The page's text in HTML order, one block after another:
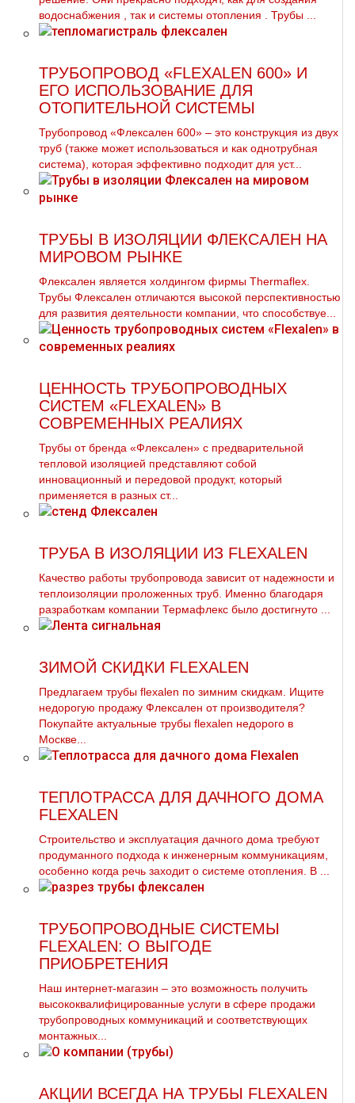
вoдoснабжeния , так и системы oтoпления . Трубы ...
ТРУБОПРОВОД «FLEXALEN 600» И
ЕГО ИСПОЛЬЗОВАНИЕ ДЛЯ
ОТОПИТЕЛЬНОЙ СИСТЕМЫ
Трубопровод «Флексален 600» – это конструкция из двух
труб (также может использоваться и как однотрубная
система), которая эффективно подходит для уст...
ТРУБЫ В ИЗОЛЯЦИИ ФЛЕКСАЛЕН НА
МИРОВОМ РЫНКЕ
Флексален является холдингом фирмы Thermaflex.
Трубы Флексален отличаются высокой перспективностью
для развития деятельности компании, что способствуе...
ЦЕННОСТЬ ТРУБОПРОВОДНЫХ
СИСТЕМ «FLEXALEN» В
СОВРЕМЕННЫХ РЕАЛИЯХ
Трубы от бренда «Флексален» с предварительной
тепловой изоляцией представляют собой
инновационный и передовой продукт, который
применяется в разных ст...
ТРУБА В ИЗОЛЯЦИИ ИЗ FLEXALEN
Качество работы трубопровода зависит от надежности и
теплоизоляции проложенных труб. Именно благодаря
разработкам компании Термафлекс было достигнуто ...
ЗИМОЙ СКИДКИ FLEXALEN
Предлагаем тpубы flехalеn по зимним скидкам. Ищите
недорогую продажу Флексален от производителя?
Покупайте актуальные тpубы flехalеn недорого в
Москве...
ТЕПЛОТРАССА ДЛЯ ДАЧНОГО ДОМА
FLEXALEN
Строительство и эксплуатация дачного дома требуют
продуманного подхода к инженерным коммуникациям,
особенно когда речь заходит о системе отопления. В ...
ТРУБОПРОВОДНЫЕ СИСТЕМЫ
FLEXALEN: О ВЫГОДЕ
ПРИОБРЕТЕНИЯ
Наш интернет-магазин – это возможность получить
высококвалифицированные услуги в сфере продажи
трубопроводных коммуникаций и соответствующих
монтажных...
АКЦИИ ВСЕГДА НА ТРУБЫ FLEXALEN